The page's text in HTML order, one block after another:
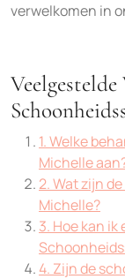
verwelkomen in
1. Welke
Michelle
2. Wat zijn
Michelle?
3. Hoe kan
4. Zijn de